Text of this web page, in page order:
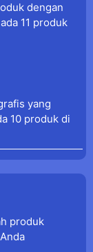
dengan
11 produk
yang
10 produk di
produk